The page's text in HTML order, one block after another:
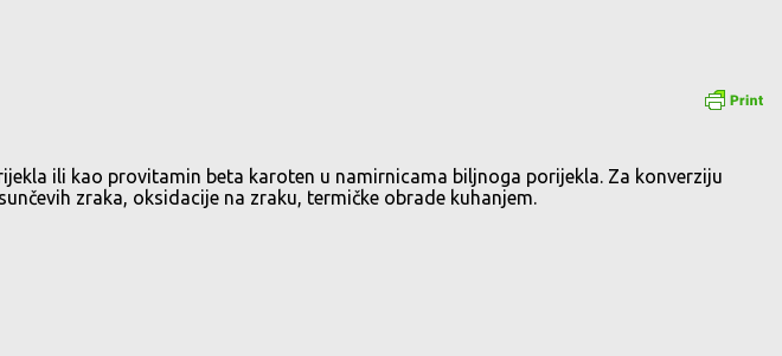
ili kao provitamin beta karoten u namirnicama biljnoga porijekla. Za konverziju
zraka, oksidacije na zraku, termičke obrade kuhanjem.